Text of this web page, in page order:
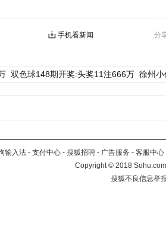
分
手机看新闻
双色球148期开奖:头奖11注666万 徐州
输入法 - 支付中心 - 搜狐招聘 - 广告服务 - 客服中心
Copyright©2018
搜狐不良信息举